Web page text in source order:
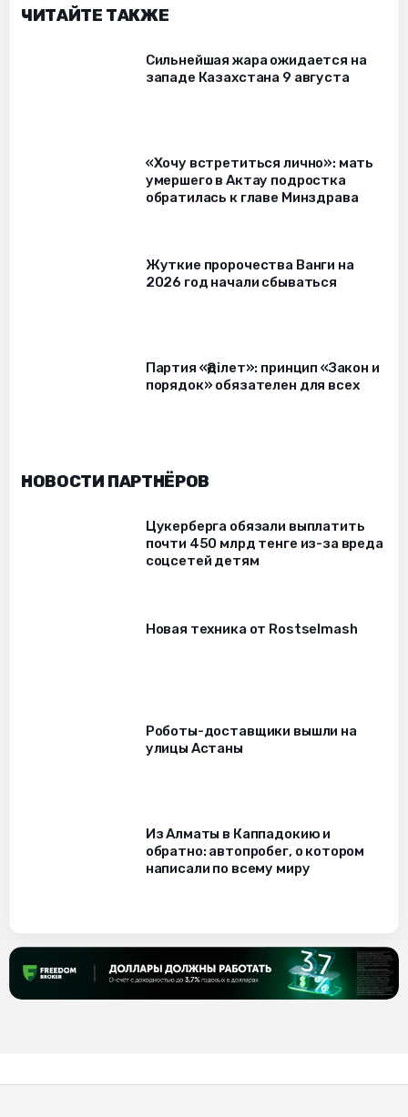
ЧИТАЙТЕ ТАКЖЕ
Сильнейшая жара ожидается на
западе Казахстана 9 августа
«Хочу встретиться лично»: мать
умершего в Актау подростка
обратилась к главе Минздрава
Жуткие пророчества Ванги на
2026 год начали сбываться
Партия «Әділет»: принцип «Закон и
порядок» обязателен для всех
НОВОСТИ ПАРТНЁРОВ
Цукерберга обязали выплатить
почти 450 млрд тенге из-за вреда
соцсетей детям
Новая техника от Rostselmash
Роботы-доставщики вышли на
улицы Астаны
Из Алматы в Каппадокию и
обратно: автопробег, о котором
написали по всему миру